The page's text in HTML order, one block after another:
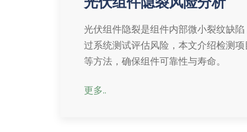
光伏组件隐裂是组件内部微小裂纹缺
过系统测试评估风险，本文介绍检测
等方法，确保组件可靠性与寿命。
更多..